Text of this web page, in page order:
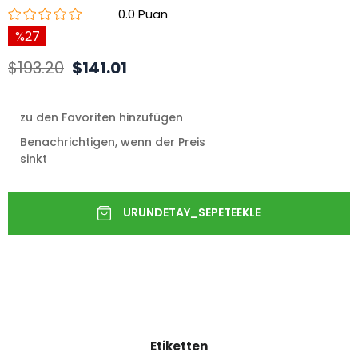
0.0
27
$193.20 $141.01
zu den Favoriten hinzufügen
Benachrichtigen, wenn der Preis
sinkt
Etiketten